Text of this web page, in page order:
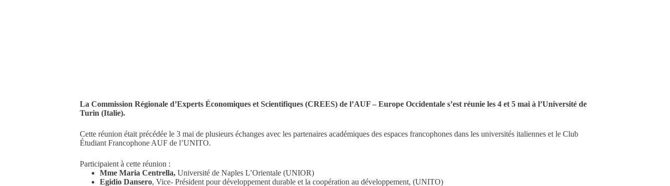
La Commission Régionale d’Experts Économiques et Scientifiques (CREES) de l’AUF – Europe Occidentale s’est réunie les 4 et 5 mai à l’Université de
Turin (Italie).
Cette réunion était précédée le 3 mai de plusieurs échanges avec les partenaires académiques des espaces francophones dans les universités italiennes et le Club
Étudiant Francophone AUF de l’UNITO.
Participaient à cette réunion :
Mme Maria Centrella, Université de Naples L’Orientale (UNIOR)
Egidio Dansero, Vice- Président pour développement durable et la coopération au développement, (UNITO)